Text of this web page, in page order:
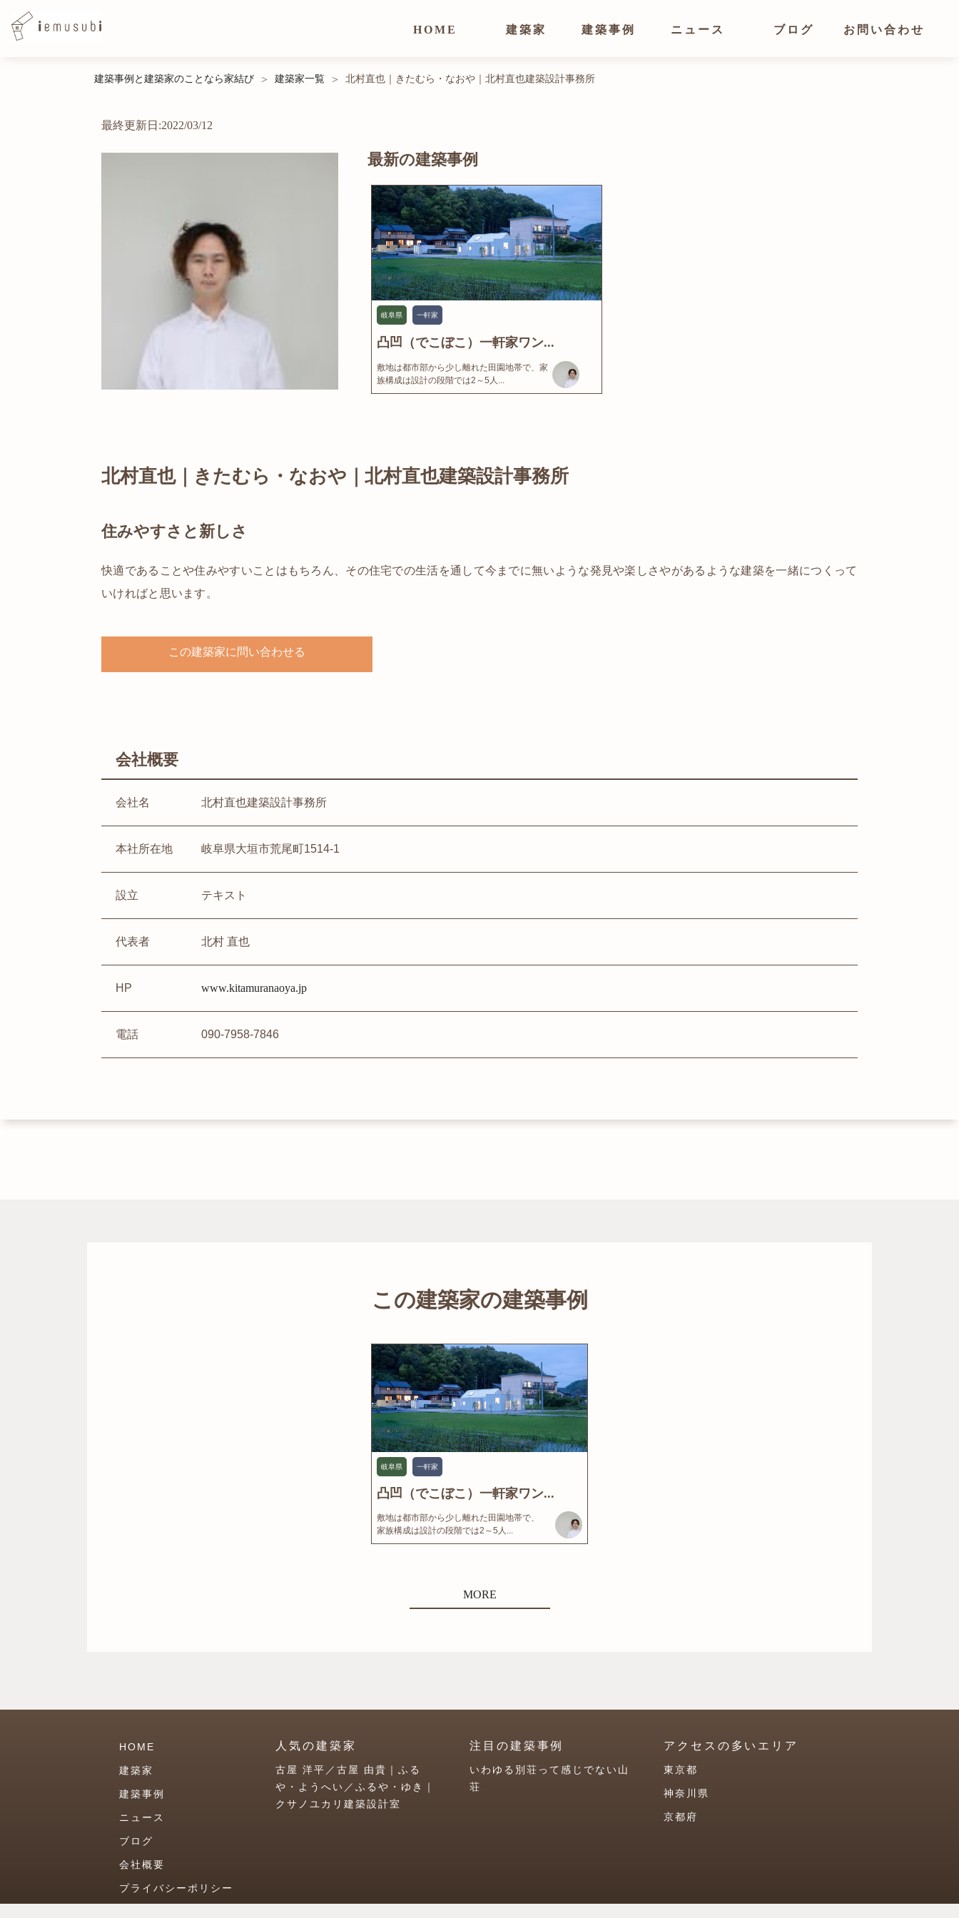
HOME 建築家 建築事例 ニュース ブログ お問い合わせ
建築事例と建築家のことなら家結び > 建築家一覧 > 北村直也｜きたむら・なおや｜北村直也建築設計事務所
最終更新日:2022/03/12
最新の建築事例
岐阜県 一軒家
凸凹（でこぼこ）一軒家ワン...
敷地は都市部から少し離れた田園地帯で、家
族構成は設計の段階では2～5人...
北村直也｜きたむら・なおや｜北村直也建築設計事務所
住みやすさと新しさ
快適であることや住みやすいことはもちろん、その住宅での生活を通して今までに無いような発見や楽しさやがあるような建築を一緒につくって
いければと思います。
この建築家に問い合わせる
会社概要
会社名 北村直也建築設計事務所
本社所在地 岐阜県大垣市荒尾町1514-1
設立 テキスト
代表者 北村 直也
HP www.kitamuranaoya.jp
電話 090-7958-7846
この建築家の建築事例
岐阜県 一軒家
凸凹（でこぼこ）一軒家ワン...
敷地は都市部から少し離れた田園地帯で、
家族構成は設計の段階では2～5人...
MORE
HOME
建築家
建築事例
ニュース
ブログ
会社概要
プライバシーポリシー
人気の建築家
古屋 洋平／古屋 由貴｜ふる
や・ようへい／ふるや・ゆき｜
クサノユカリ建築設計室
注目の建築事例
いわゆる別荘って感じでない山
荘
アクセスの多いエリア
東京都
神奈川県
京都府